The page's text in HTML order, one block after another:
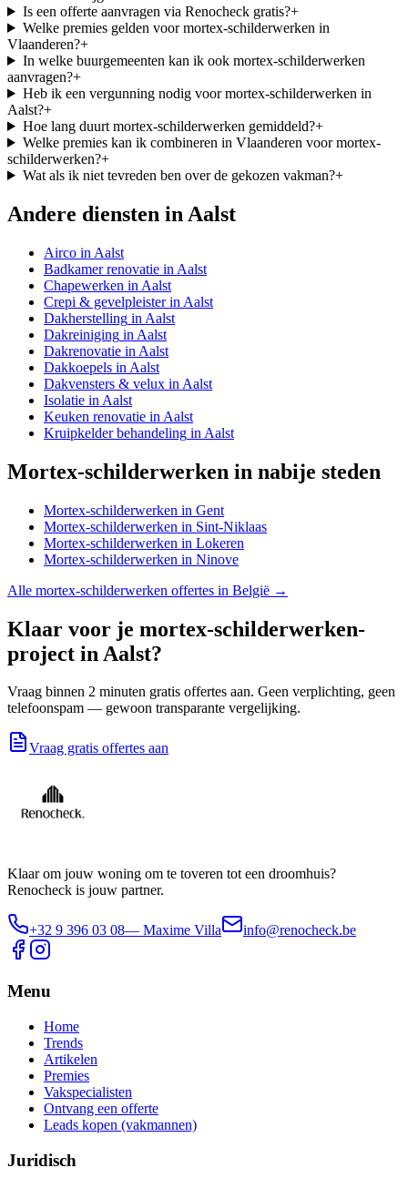
Is een offerte aanvragen via Renocheck gratis?+
Welke premies gelden voor mortex-schilderwerken in
Vlaanderen?+
In welke buurgemeenten kan ik ook mortex-schilderwerken
aanvragen?+
Heb ik een vergunning nodig voor mortex-schilderwerken in
Aalst?+
Hoe lang duurt mortex-schilderwerken gemiddeld?+
Welke premies kan ik combineren in Vlaanderen voor mortex-
schilderwerken?+
Wat als ik niet tevreden ben over de gekozen vakman?+
Andere diensten in Aalst
Airco in Aalst
Badkamer renovatie in Aalst
Chapewerken in Aalst
Crepi & gevelpleisterin Aalst
Dakherstelling in Aalst
Dakreiniging in Aalst
Dakrenovatie in Aalst
Dakkoepels in Aalst
Dakvensters & velux in Aalst
Isolatie in Aalst
Keuken renovatie in Aalst
Kruipkelder behandeling in Aalst
Mortex-schilderwerken in nabije steden
Mortex-schilderwerken in Gent
Mortex-schilderwerken in Sint-Niklaas
Mortex-schilderwerken in Lokeren
Mortex-schilderwerken in Ninove
Alle mortex-schilderwerken offertes in België →
Klaar voor je mortex-schilderwerken-
project in Aalst?
Vraag binnen 2 minuten gratis offertes aan. Geen verplichting, geen
telefoonspam — gewoon transparante vergelijking.
Vraag gratis offertes aan
Klaar om jouw woning om te toveren tot een droomhuis?
Renocheck is jouw partner.
+32 9 396 03 08— Maxime Villa info@renocheck.be
Menu
Home
Trends
Artikelen
Premies
Vakspecialisten
Ontvang een offerte
Leads kopen (vakmannen)
Juridisch